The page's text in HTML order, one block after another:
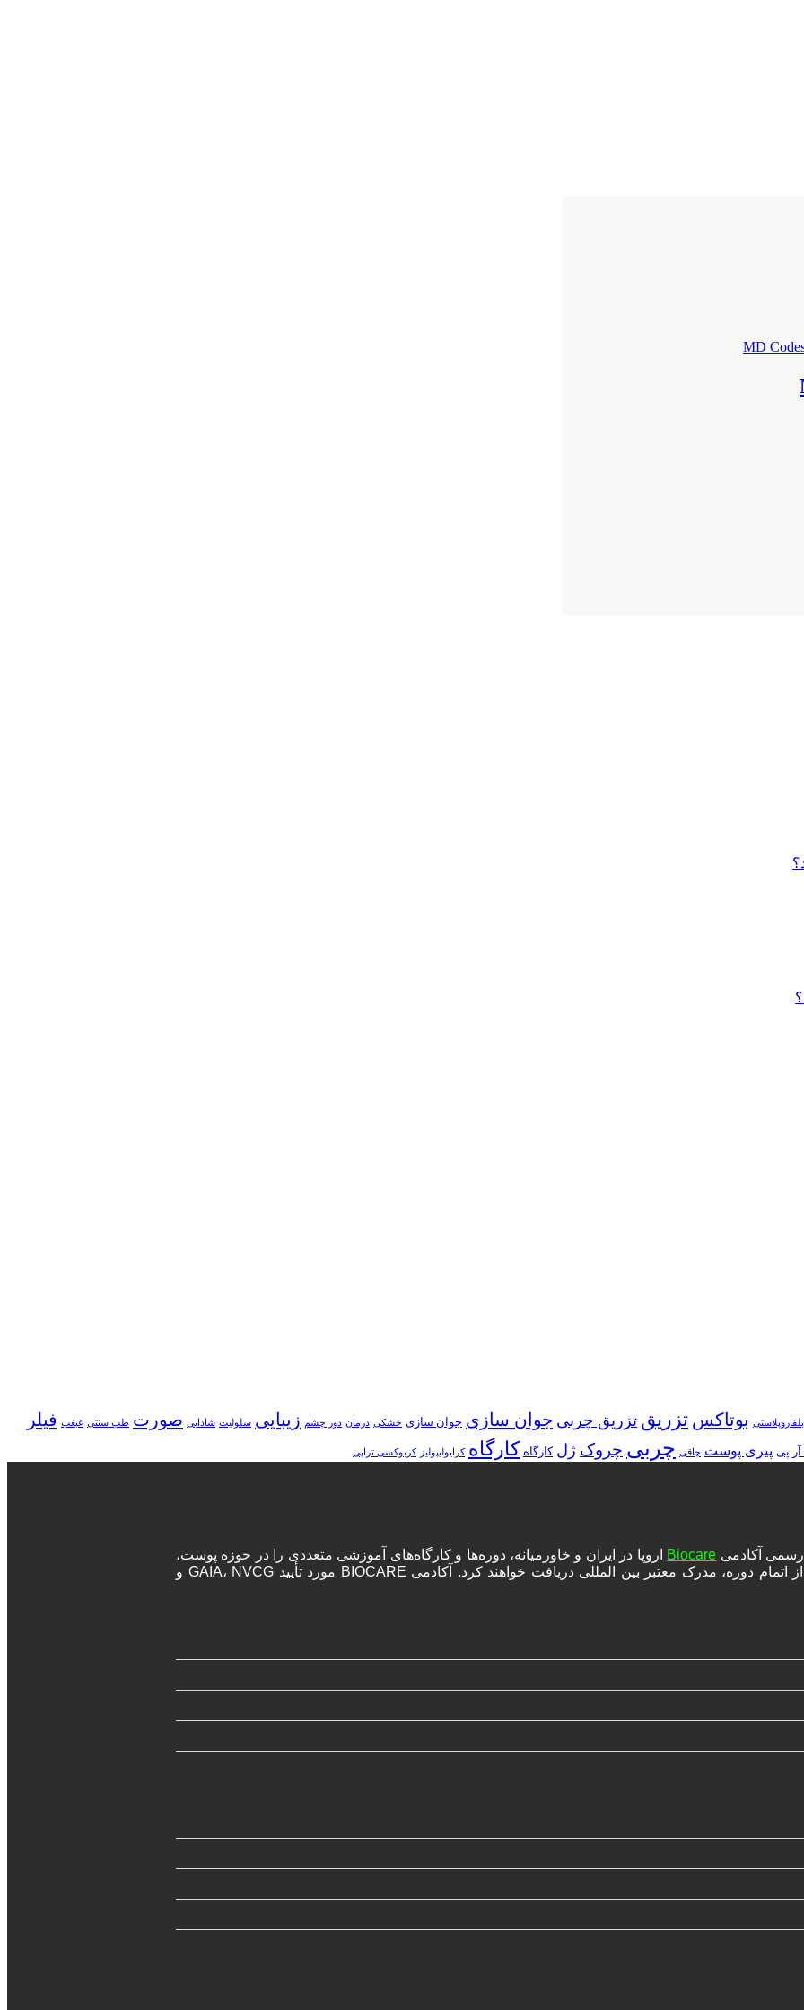
بلفاروپلاستی بوتاکس تزریق تزریق چربی جوان سازی جوان سازی خشکی درمان دور چشم زیبایی سلولیت شادابی صورت طب سنتی غبغب فیلر
پی پیری پوست چاقی چربی چروک ژل کارگاه کارگاه کرایولیپولیز کربوکسی تراپی
رسمی آکادمی Biocare
اروپا در ایران و خاورمیانه، دوره‌ها و کارگاه‌های آموزشی متعددی را در حوزه پوست،
مو و زیبایی برگزار می‌نماید. پزشکان و جراحان در این دوره‌ها پس از اتمام دوره، مدرک معتبر بین المللی دریافت خواهند کرد. آکادمی BIOCARE مورد تأیید GAIA، NVCG و